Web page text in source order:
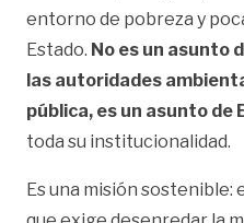
entorno de pobreza y
Estado. No es un asunto
las autoridades
pública, es un asunto de
toda su institucionalidad.
Es una misión sostenible: